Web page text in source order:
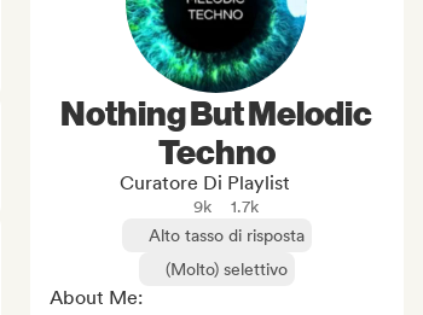
Nothing But Melodic
Techno
Curatore Di Playlist
9k
1.7k
Alto tasso di risposta
(Molto) selettivo
About Me: